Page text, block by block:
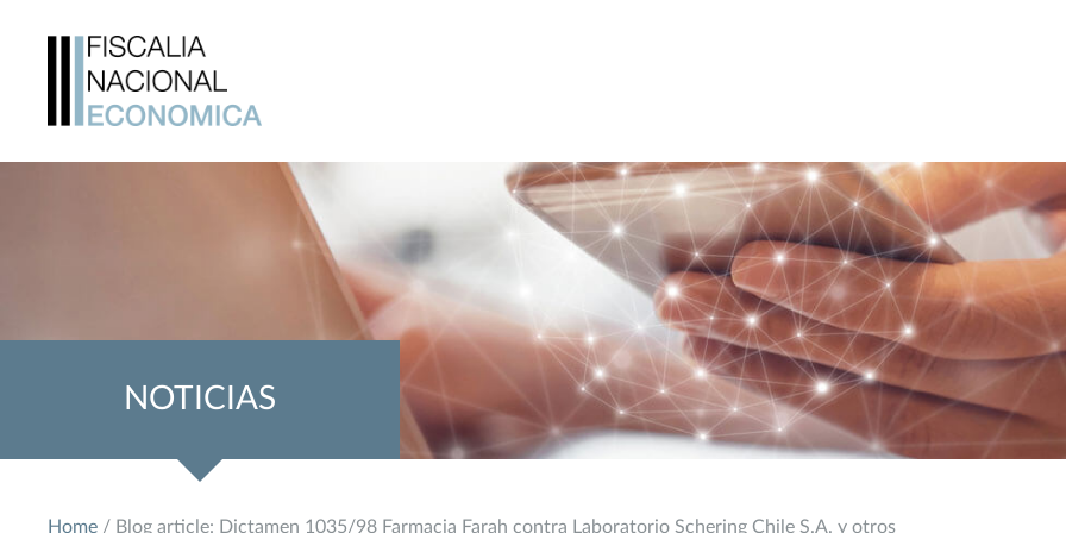
NOTICIAS
Home / Blog article: Dictamen 1035/98 Farmacia Farah contra Laboratorio Schering Chile S.A. y otros